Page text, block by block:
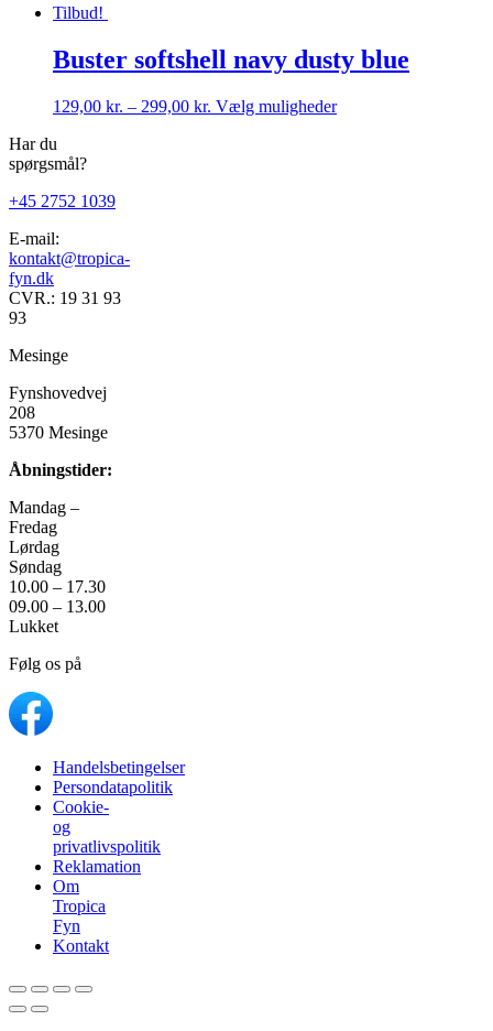
Tilbud!
Buster softshell navy dusty blue
129,00 kr. – 299,00 kr. Prisinterval:
Vælg mulighederDette
Har du
spørgsmål?
+45 2752 1039
E-mail:
kontakt@tropica-
fyn.dk
CVR.: 19 31 93
93
Mesinge
Fynshovedvej
208
5370 Mesinge
Åbningstider:
Mandag –
Fredag
Lørdag
Søndag
10.00 – 17.30
09.00 – 13.00
Lukket
Følg os på
Handelsbetingelser
Persondatapolitik
Cookie-
og
privatlivspolitik
Reklamation
Om
Tropica
Fyn
Kontakt